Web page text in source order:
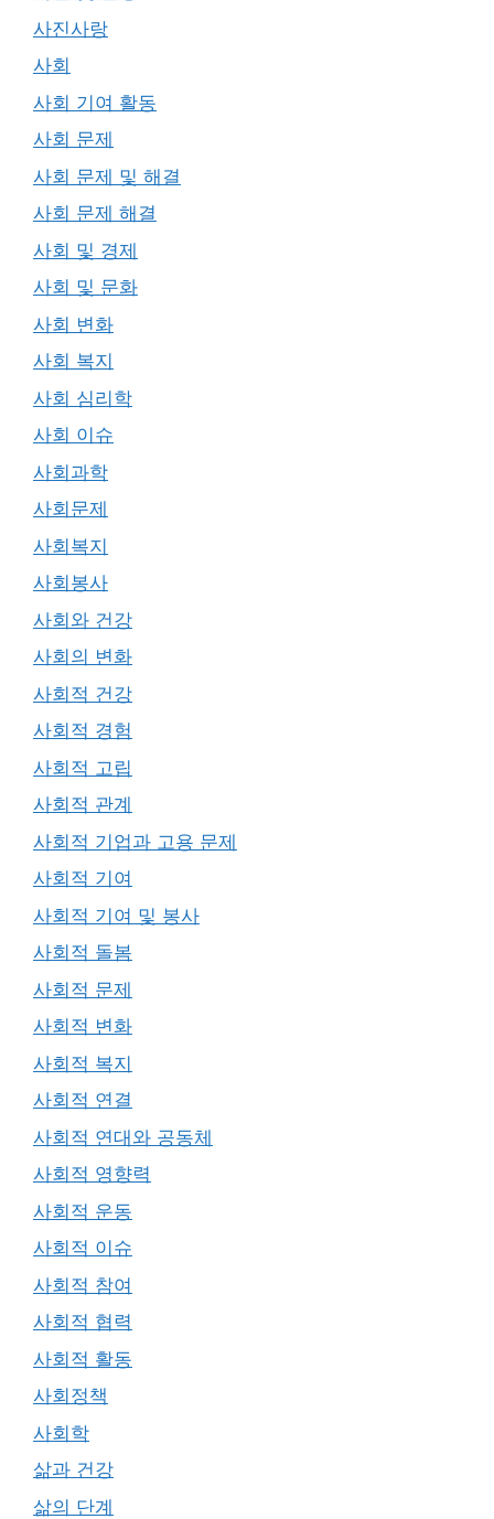
사진사랑
사회
사회 기여 활동
사회 문제
사회 문제 및 해결
사회 문제 해결
사회 및 경제
사회 및 문화
사회 변화
사회 복지
사회 심리학
사회 이슈
사회과학
사회문제
사회복지
사회봉사
사회와 건강
사회의 변화
사회적 건강
사회적 경험
사회적 고립
사회적 관계
사회적 기업과 고용 문제
사회적 기여
사회적 기여 및 봉사
사회적 돌봄
사회적 문제
사회적 변화
사회적 복지
사회적 연결
사회적 연대와 공동체
사회적 영향력
사회적 운동
사회적 이슈
사회적 참여
사회적 협력
사회적 활동
사회정책
사회학
삶과 건강
삶의 단계